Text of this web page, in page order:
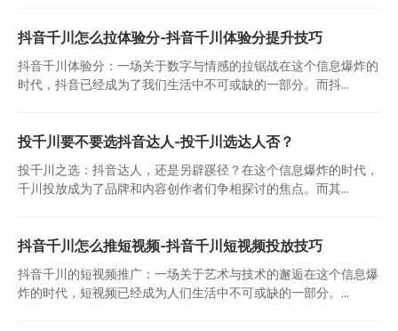
抖音千川怎么拉体验分-抖音千川体验分提升技巧
抖音千川体验分：一场关于数字与情感的拉锯战在这个信息爆炸的
时代，抖音已经成为了我们生活中不可或缺的一部分。而抖...
投千川要不要选抖音达人-投千川选达人否？
投千川之选：抖音达人，还是另辟蹊径？在这个信息爆炸的时代，
千川投放成为了品牌和内容创作者们争相探讨的焦点。而其...
抖音千川怎么推短视频-抖音千川短视频投放技巧
抖音千川的短视频推广：一场关于艺术与技术的邂逅在这个信息爆
炸的时代，短视频已经成为人们生活中不可或缺的一部分。...